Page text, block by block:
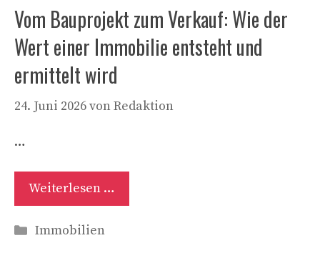
Vom Bauprojekt zum Verkauf: Wie der
Wert einer Immobilie entsteht und
ermittelt wird
24. Juni 2026vonRedaktion
…
Weiterlesen …
Kategorien
Immobilien